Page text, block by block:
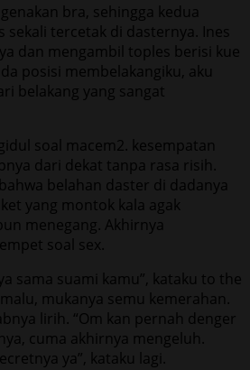
bra, sehingga kedua
sekali tercetak di dasternya. Ines
dan mengambil toples berisi kue
posisi membelakangiku, aku
belakang yang sangat
soal macem2. kesempatan
dari dekat tanpa rasa risih.
belahan daster di dadanya
yang montok kala agak
menegang. Akhirnya
soal sex.
sama suami kamu”, kataku to the
mukanya semu kemerahan.
lirih. “Om kan pernah denger
cuma akhirnya mengeluh.
ya”, kataku lagi.